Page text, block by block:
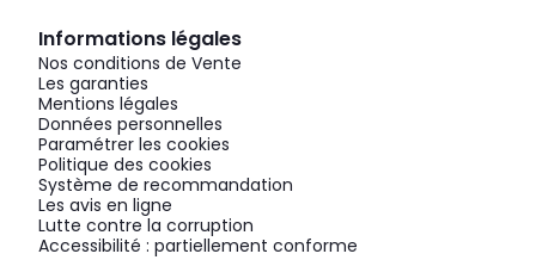
Informations légales
Nos conditions de Vente
Les garanties
Mentions légales
Données personnelles
Paramétrer les cookies
Politique des cookies
Système de recommandation
Les avis en ligne
Lutte contre la corruption
Accessibilité : partiellement conforme